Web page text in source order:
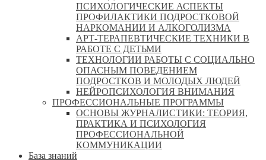
ПСИХОЛОГИЧЕСКИЕ АСПЕКТЫ
ПРОФИЛАКТИКИ ПОДРОСТКОВОЙ
НАРКОМАНИИ И АЛКОГОЛИЗМА
АРТ-ТЕРАПЕВТИЧЕСКИЕ ТЕХНИКИ В
РАБОТЕ С ДЕТЬМИ
ТЕХНОЛОГИИ РАБОТЫ С СОЦИАЛЬНО
ОПАСНЫМ ПОВЕДЕНИЕМ
ПОДРОСТКОВ И МОЛОДЫХ ЛЮДЕЙ
НЕЙРОПСИХОЛОГИЯ ВНИМАНИЯ
ПРОФЕССИОНАЛЬНЫЕ ПРОГРАММЫ
ОСНОВЫ ЖУРНАЛИСТИКИ: ТЕОРИЯ,
ПРАКТИКА И ПСИХОЛОГИЯ
ПРОФЕССИОНАЛЬНОЙ
КОММУНИКАЦИИ
База знаний